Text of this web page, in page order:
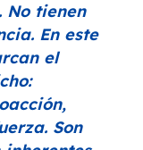
No tienen
En este
el
Son